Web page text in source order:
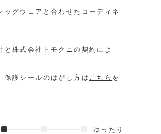
ッグウェアと合わせたコーディネ
株式会社トモクニの契約によ
護シールのはがし方は こちら を
ゆったり